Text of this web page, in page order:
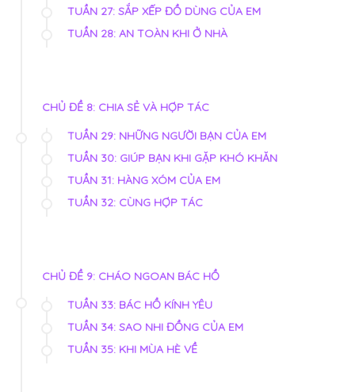
TUẦN 27: SẮP XẾP ĐỒ DÙNG CỦA EM
TUẦN 28: AN TOÀN KHI Ở NHÀ
CHỦ ĐỀ 8: CHIA SẺ VÀ HỢP TÁC
TUẦN 29: NHỮNG NGƯỜI BẠN CỦA EM
TUẦN 30: GIÚP BẠN KHI GẶP KHÓ KHĂN
TUẦN 31: HÀNG XÓM CỦA EM
TUẦN 32: CÙNG HỢP TÁC
CHỦ ĐỀ 9: CHÁO NGOAN BÁC HỒ
TUẦN 33: BÁC HỒ KÍNH YÊU
TUẦN 34: SAO NHI ĐỒNG CỦA EM
TUẦN 35: KHI MÙA HÈ VỀ